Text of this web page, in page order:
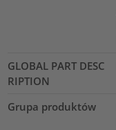
GLOBAL PART DESC
RIPTION
Grupa produktów